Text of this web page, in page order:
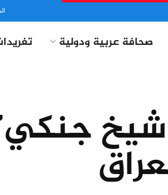
صحافة عربية ودولية
شيخ